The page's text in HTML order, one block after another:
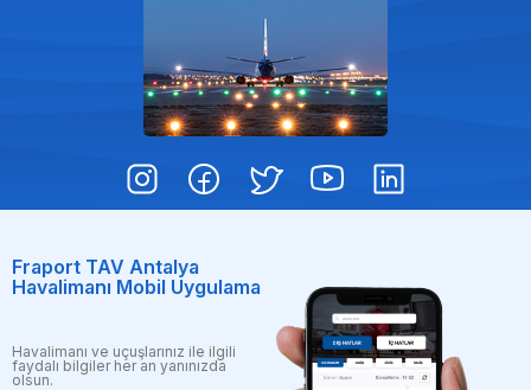
Fraport TAV Antalya
Havalimanı Mobil Uygulama
Havalimanı ve uçuşlarınız ile ilgili
faydalı bilgiler her an yanınızda
olsun.